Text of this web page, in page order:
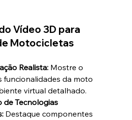
Vídeo 3D para
Motocicletas
Realista: Mostre o
funcionalidades da moto
virtual detalhado.
de Tecnologias
Destaque componentes